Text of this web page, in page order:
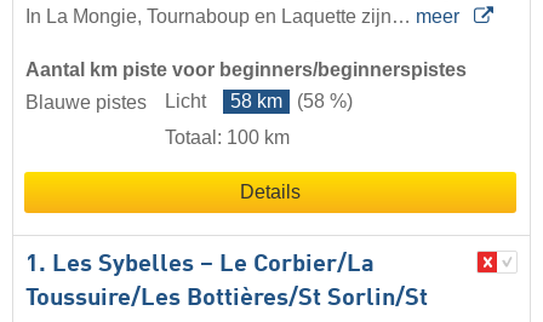
In La Mongie, Tournaboup en Laquette zijn… meer
Aantal km piste voor beginners/beginnerspistes
Blauwe pistes
Licht 58 km
(58 %)
Totaal: 100 km
Details
1. Les Sybelles – Le Corbier/​La
Toussuire/​Les Bottières/​St Sorlin/​St